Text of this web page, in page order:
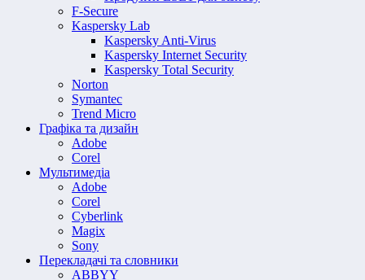
F-Secure
Kaspersky Lab
Kaspersky Anti-Virus
Kaspersky Internet Security
Kaspersky Total Security
Norton
Symantec
Trend Micro
Графіка та дизайн
Adobe
Corel
Мультимедіа
Adobe
Corel
Cyberlink
Magix
Sony
Перекладачі та словники
ABBYY